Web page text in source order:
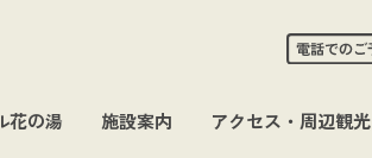
花の湯 施設案内 アクセス・周辺観光